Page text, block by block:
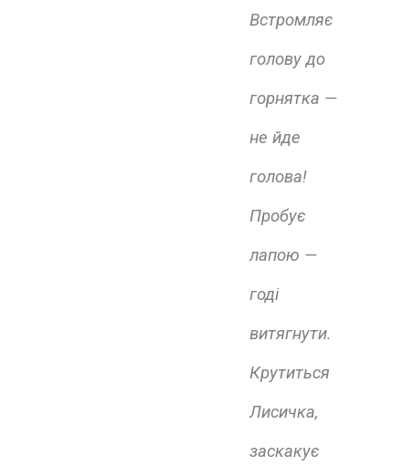
Встромляє
голову до
горнятка —
не йде
голова!
Пробує
лапою —
годі
витягнути.
Крутиться
Лисичка,
заскакує